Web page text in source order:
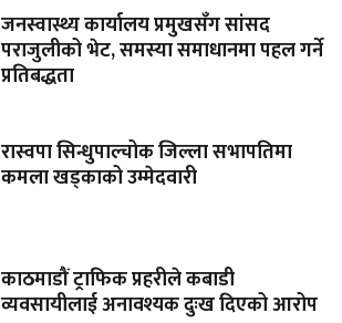
जनस्वास्थ्य कार्यालय प्रमुखसँग सांसद
पराजुलीको भेट, समस्या समाधानमा पहल गर्ने
प्रतिबद्धता
रास्वपा सिन्धुपाल्चोक जिल्ला सभापतिमा
कमला खड्काको उम्मेदवारी
काठमाडौं ट्राफिक प्रहरीले कबाडी
व्यवसायीलाई अनावश्यक दुःख दिएको आरोप